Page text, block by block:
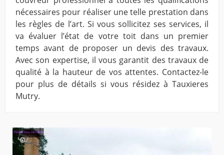
nécessaires pour réaliser une telle prestation dans
les règles de l’art. Si vous sollicitez ses services, il
va évaluer l’état de votre toit dans un premier
temps avant de proposer un devis des travaux.
Avec son expertise, il vous garantit des travaux de
qualité à la hauteur de vos attentes. Contactez-le
pour plus de détails si vous résidez à Tauxieres
Mutry.